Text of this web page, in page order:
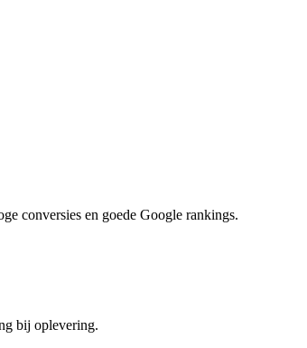
conversies en goede Google rankings.
bij oplevering.